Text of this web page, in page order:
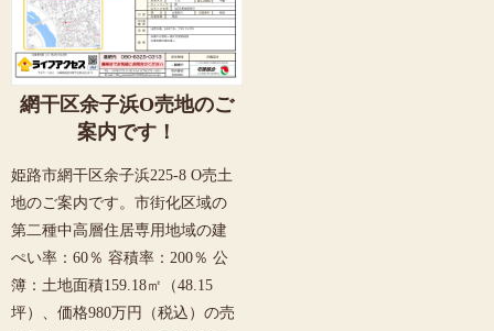
網干区余子浜O売地のご
案内です！
姫路市網干区余子浜225-8 O売土
地のご案内です。市街化区域の
第二種中高層住居専用地域の建
ぺい率：60％ 容積率：200％ 公
簿：土地面積159.18㎡（48.15
坪）、価格980万円（税込）の売